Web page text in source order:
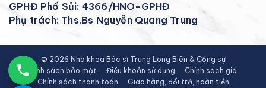
GPHĐ Phố Sủi: 4366/HNO-GPHĐ
Phụ trách: Ths.Bs Nguyễn Quang Trung
© 2026 Nha khoa Bác sĩ Trung Long Biên & Cộng sự
Chính sách bảo mật
Điều khoản sử dụng
Chính sách giá
Chính sách thanh toán
Giao hàng, đổi trả, hoàn tiền